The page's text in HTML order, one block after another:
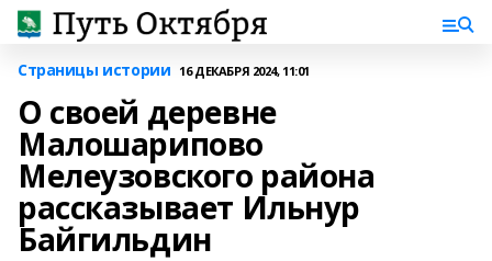
Страницы истории 16 ДЕКАБРЯ 2024, 11:01
О своей деревне
Малошарипово
Мелеузовского района
рассказывает Ильнур
Байгильдин